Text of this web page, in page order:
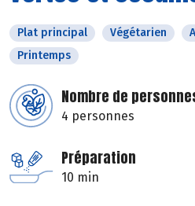
Plat principal Végétarien
Printemps
Nombre de
4 personnes
Préparation
10 min